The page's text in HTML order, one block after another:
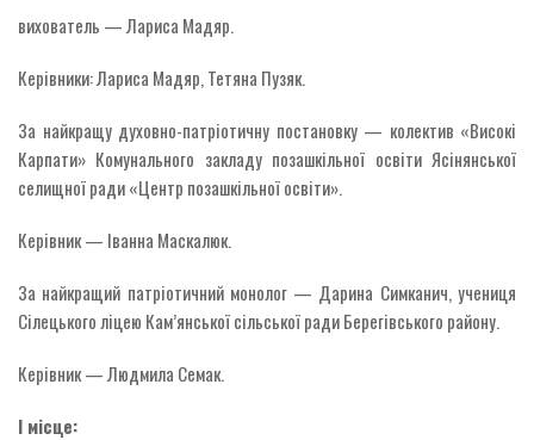
вихователь — Лариса Мадяр.
Керівники: Лариса Мадяр, Тетяна Пузяк.
За найкращу духовно-патріотичну постановку — колектив «Високі
Карпати» Комунального закладу позашкільної освіти Ясінянської
селищної ради «Центр позашкільної освіти».
Керівник — Іванна Маскалюк.
За найкращий патріотичний монолог — Дарина Симканич, учениця
Сілецького ліцею Кам’янської сільської ради Берегівського району.
Керівник — Людмила Семак.
І місце: